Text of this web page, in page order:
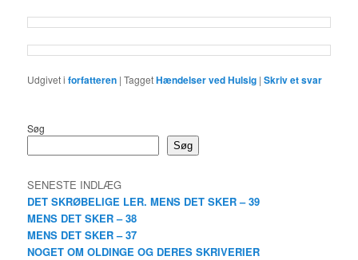
Udgivet i forfatteren |TaggetHændelser ved Hulsig |Skriv et svar
Søg
Søg
SENESTE INDLÆG
DET SKRØBELIGE LER. MENS DET SKER – 39
MENS DET SKER – 38
MENS DET SKER – 37
NOGET OM OLDINGE OG DERES SKRIVERIER